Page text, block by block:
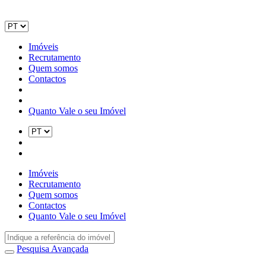
Imóveis
Recrutamento
Quem somos
Contactos
Quanto Vale o seu Imóvel
Imóveis
Recrutamento
Quem somos
Contactos
Quanto Vale o seu Imóvel
Pesquisa Avançada